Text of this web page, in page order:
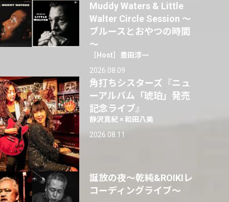
Muddy Waters & Little
Walter Circle Session ～
ブルースとおやつの時間
～
［Host］豊田淳一
2026.08.09
角打ちシスターズ『ニュ
ーアルバム「琥珀」発売
記念ライブ』
静沢真紀 × 和田八美
2026.08.11
誕放の夜〜乾純&ROIKIレ
コーディングライブ〜